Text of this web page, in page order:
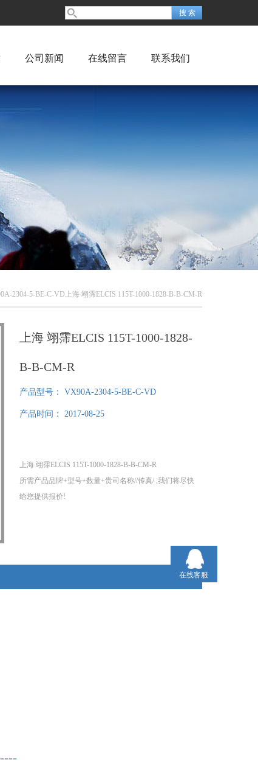
公司新闻 在线留言 联系我们
2304-5-BE-C-VD上海 翊霈ELCIS 115T-1000-1828-B-B-CM-R
上海 翊霈ELCIS 115T-1000-1828-
B-B-CM-R
产品型号： VX90A-2304-5-BE-C-VD
产品时间： 2017-08-25
上海 翊霈ELCIS 115T-1000-1828-B-B-CM-R
所需产品品牌+型号+数量+贵司名称//传真/ ,我们将尽快
给您提供报价!
2、不易寻找品牌、小金额，我们同样为您采购！
3、只要是欧盟国家的产品，我们可以为您询价并采购！
在线客服